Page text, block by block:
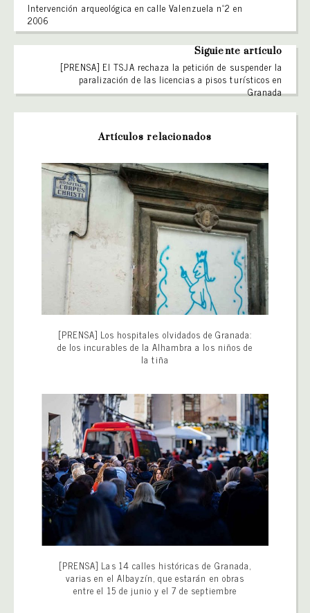
Intervención arqueológica en calle Valenzuela nº2 en
2006
Siguiente artículo
[PRENSA] El TSJA rechaza la petición de suspender la
paralización de las licencias a pisos turísticos en
Granada
Artículos relacionados
[PRENSA] Los hospitales olvidados de Granada:
de los incurables de la Alhambra a los niños de
la tiña
[PRENSA] Las 14 calles históricas de Granada,
varias en el Albayzín, que estarán en obras
entre el 15 de junio y el 7 de septiembre